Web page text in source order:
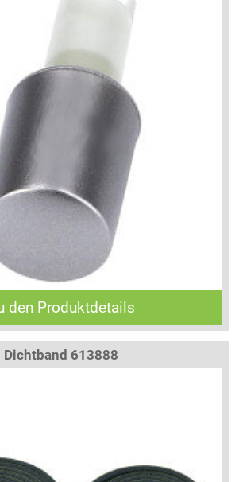
den Produktdetails
Dichtband 613888